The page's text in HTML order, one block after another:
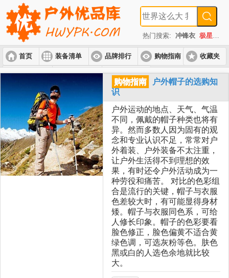
热门搜索: 冲锋衣 极星
首页 装备清单 品牌排行 购物指南
入门套装 进阶套装 高端套装
收藏夹
购物指南
户外帽子的选购知
识
户外运动的地点、天气、气温
不同，佩戴的帽子种类也将有
异。然而多数人因为固有的观
念和专业认识不足，常常对户
外着装、户外装备不太注重，
让户外生活得不到理想的效
果，有时还令户外活动成为一
种劳役和痛苦。 对比的色彩组
合是流行的关键，帽子与衣服
色差较大时，有可能显得身材
矮。帽子与衣服同色系，可给
人修长印象。帽子的色彩要看
脸色修正，脸色偏黄不适合黄
绿色调，可选灰粉等色。肤色
黑或白的人选色余地就比较
大。